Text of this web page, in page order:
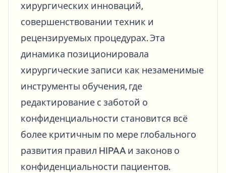
хирургических инноваций,
совершенствовании техник и
рецензируемых процедурах. Эта
динамика позиционировала
хирургические записи как незаменимые
инструменты обучения, где
редактирование с заботой о
конфиденциальности становится всё
более критичным по мере глобального
развития правил HIPAA и законов о
конфиденциальности пациентов.